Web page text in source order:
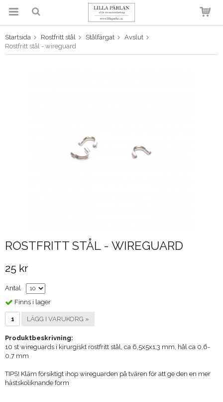
Produkten har blivit tillagd i
Startsida Rostfritt stål Stålfärgat
Avslut
Rostfritt stål - wireguard
ROSTFRITT STÅL - WIREGUARD
25 kr
Antal
Finns i lager
LÄGG I VARUKORG »
Produktbeskrivning:
10 st wireguards i kirurgiskt rostfritt stål, ca 6,5x5x1,3 mm, hål ca 0,6-
0,7 mm
TIPS! Kläm försiktigt ihop wireguarden på tvären för att ge den en mer
hästskoliknande form